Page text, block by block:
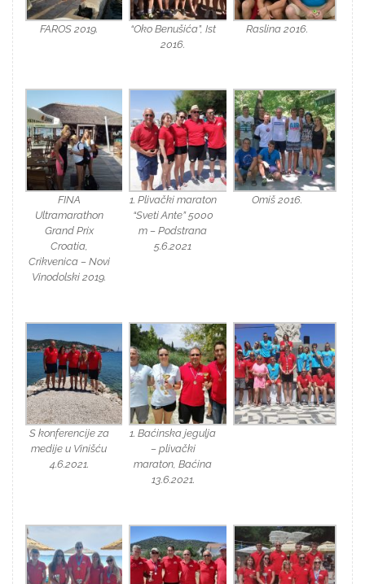
FAROS 2019.
“Oko Benušića”, Ist
2016.
Raslina 2016.
FINA
Ultramarathon
Grand Prix
Croatia,
Crikvenica – Novi
Vinodolski 2019.
1. Plivački maraton
“Sveti Ante” 5000
m – Podstrana
5.6.2021
Omiš 2016.
S konferencije za
medije u Vinišću
4.6.2021.
1. Baćinska jegulja
– plivački
maraton, Baćina
13.6.2021.